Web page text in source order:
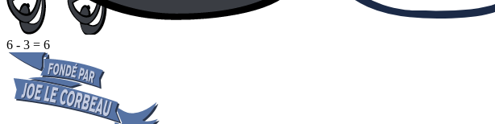
6 - 3 = 6